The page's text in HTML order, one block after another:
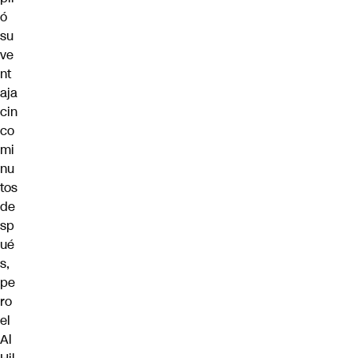
ó
su
ve
nt
aja
cin
co
mi
nu
tos
de
sp
ué
s,
pe
ro
el
Al